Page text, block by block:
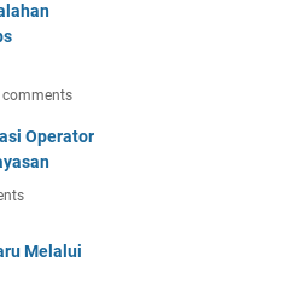
comments
Operator
Melalui